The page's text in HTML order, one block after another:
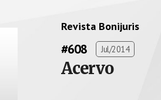
Revista Bonijuris
#608 Jul/2014
Acervo